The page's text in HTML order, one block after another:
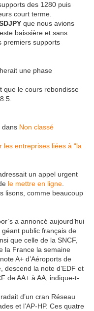
des 1280 puis
court terme.
que nous avions
baissière et sans
premiers supports
une phase
que le cours rebondisse
dans Non classé
entreprises liées à “la
un appel urgent
le mettre en ligne.
lisons, comme beaucoup
a annoncé aujourd’hui
public français de
que celle de la SNCF,
la France la semaine
A+ d’Aéroports de
descend la note d’EDF et
de AA+ à AA, indique-t-
d’un cran Réseau
et l’AP-HP. Ces quatre